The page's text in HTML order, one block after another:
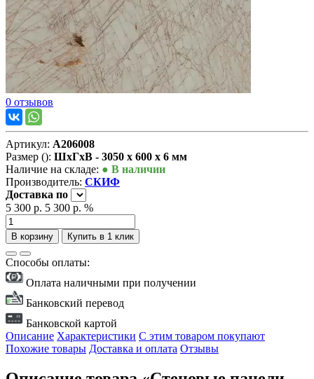
0 отзывов
Артикул: А206008
Размер (): ШxГxВ - 3050 x 600 x 6 мм
Наличие на складе: ● В наличии
Производитель: СКИФ
Доставка по
5 300 р. 5 300 р. %
В корзину Купить в 1 клик
Способы оплаты:
Оплата наличными при получении
Банковский перевод
Банковской картой
Описание Характеристики С этим товаром покупают
Похожие товары Доставка и оплата Отзывы